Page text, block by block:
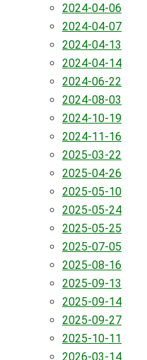
2024-04-06
2024-04-07
2024-04-13
2024-04-14
2024-06-22
2024-08-03
2024-10-19
2024-11-16
2025-03-22
2025-04-26
2025-05-10
2025-05-24
2025-05-25
2025-07-05
2025-08-16
2025-09-13
2025-09-14
2025-09-27
2025-10-11
2026-03-14